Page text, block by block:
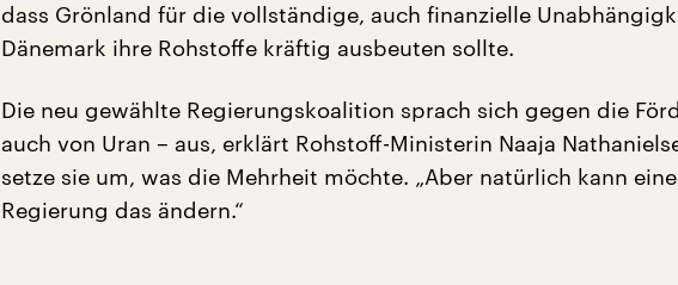
dass Grönland für die vollständige, auch finanzielle
Dänemark ihre Rohstoffe kräftig ausbeuten sollte.
Die neu gewählte Regierungskoalition sprach sich gegen die
auch von Uran – aus, erklärt Rohstoff-Ministerin Naaja
setze sie um, was die Mehrheit möchte. „Aber natürlich kann
Regierung das ändern.“